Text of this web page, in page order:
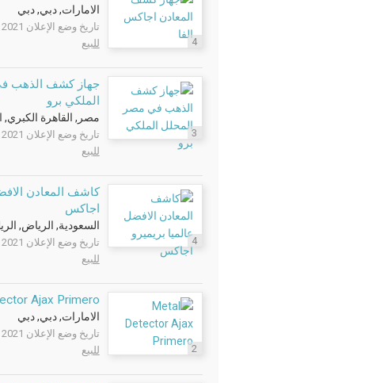
4
الامارات, دبي, دبي
تاريخ وضع الإعلان Jan 26, 2021 إلى
للبيع
3
جهاز كشف الذهب
الملكي برو
مصر, القاهرة الكبري,
تاريخ وضع الإعلان Jan 26, 2021 إلى
للبيع
4
كاشف المعادن
اجاكس
السعودية, الرياض,
تاريخ وضع الإعلان Jan 26, 2021 إلى
للبيع
2
Ajax Primero
الامارات, دبي, دبي
تاريخ وضع الإعلان Jan 26, 2021 إلى
للبيع